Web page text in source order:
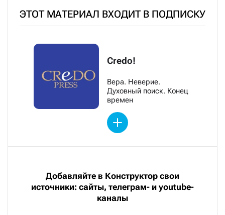
ЭТОТ МАТЕРИАЛ ВХОДИТ В ПОДПИСКУ
Credo!
Вера. Неверие.
Духовный поиск. Конец
времен
Добавляйте в Конструктор свои
источники: сайты, телеграм- и youtube-
каналы